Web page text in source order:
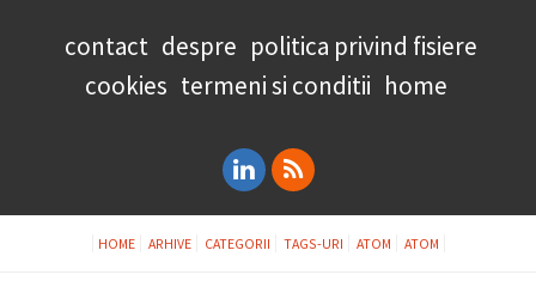
contact despre politica privind fisiere
cookies termeni si conditii home
HOME ARHIVE CATEGORII TAGS-URI ATOM ATOM